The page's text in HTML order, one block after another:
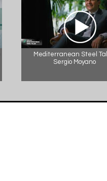
Mediterranean Steel
Sergio Moyano